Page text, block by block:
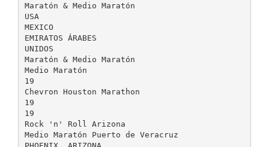
Maratón & Medio Maratón
USA
MEXICO
EMIRATOS ÁRABES
UNIDOS
Maratón & Medio Maratón
Medio Maratón
19
Chevron Houston Marathon
19
19
Rock 'n' Roll Arizona
Medio Maratón Puerto de Veracruz
PHOENIX, ARIZONA